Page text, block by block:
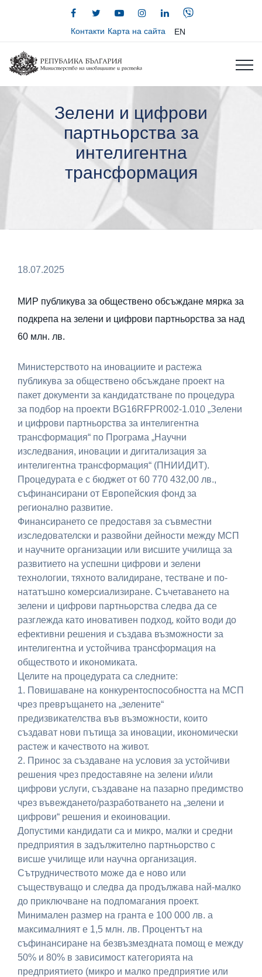
Контакти Карта на сайта EN
Зелени и цифрови
партньорства за
интелигентна
трансформация
18.07.2025
МИР публикува за обществено обсъждане мярка за
подкрепа на зелени и цифрови партньорства за над
60 млн. лв.
Министерството на иновациите и растежа
публикува за обществено обсъждане проект на
пакет документи за кандидатстване по процедура
за подбор на проекти BG16RFPR002-1.010 „Зелени
и цифрови партньорства за интелигентна
трансформация“ по Програма „Научни
изследвания, иновации и дигитализация за
интелигентна трансформация“ (ПНИИДИТ).
Процедурата е с бюджет от 60 770 432,00 лв.,
съфинансирани от Европейския фонд за
регионално развитие.
Финансирането се предоставя за съвместни
изследователски и развойни дейности между МСП
и научните организации или висшите училища за
развитието на успешни цифрови и зелени
технологии, тяхното валидиране, тестване и по-
нататъшно комерсиализиране. Съчетаването на
зелени и цифрови партньорства следва да се
разглежда като иновативен подход, който води до
ефективни решения и създава възможности за
интелигентна и устойчива трансформация на
обществото и икономиката.
Целите на процедурата са следните:
1. Повишаване на конкурентоспособността на МСП
чрез превръщането на „зелените“
предизвикателства във възможности, които
създават нови пътища за иновации, икономически
растеж и качеството на живот.
2. Принос за създаване на условия за устойчиви
решения чрез предоставяне на зелени и/или
цифрови услуги, създаване на пазарно предимство
чрез въвеждането/разработването на „зелени и
цифрови“ решения и екоиновации.
Допустими кандидати са и микро, малки и средни
предприятия в задължително партньорство с
висше училище или научна организация.
Сътрудничеството може да е ново или
съществуващо и следва да продължава най-малко
до приключване на подпомагания проект.
Минимален размер на гранта е 100 000 лв. а
максималният е 1,5 млн. лв. Процентът на
съфинансиране на безвъзмездната помощ е между
50% и 80% в зависимост категорията на
предприятието (микро и малко предприятие или